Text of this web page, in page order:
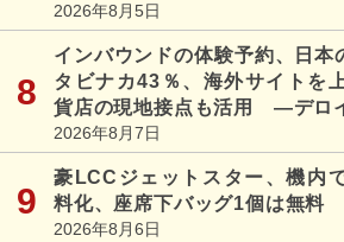
2026年8月5日
インバウンドの体験予約、日本
タビナカ43％、海外サイトを
貨店の現地接点も活用 ―デロ
2026年8月7日
豪LCCジェットスター、機内
料化、座席下バッグ1個は無料
2026年8月6日